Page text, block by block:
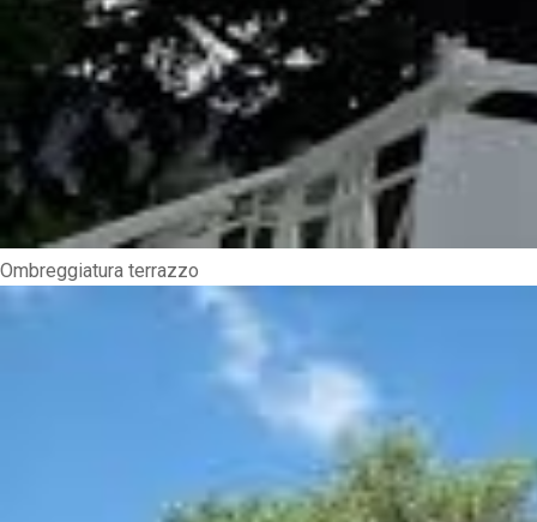
Ombreggiatura terrazzo